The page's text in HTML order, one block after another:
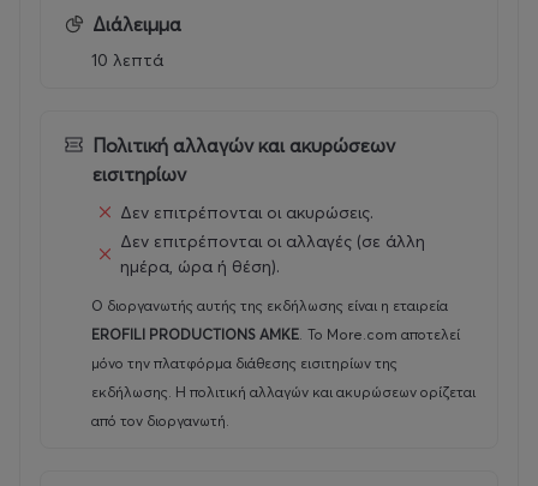
Μέσα από το γέλιο, ήθελα να θυμίσω ότι κάθε
άνθρωπος —όσο ταπεινή κι αν φαίνεται η ζωή του—
κουβαλά μέσα του κάτι βασιλικό. Μια αξιοπρέπεια, μια
δύναμη, μια ψυχή που διεκδικεί τη χαρά της».
Χάρης Ρώμας
Διάλειμμα
10 λεπτά
Πολιτική αλλαγών και ακυρώσεων
εισιτηρίων
Δεν επιτρέπονται οι ακυρώσεις.
Δεν επιτρέπονται οι αλλαγές (σε άλλη
ημέρα, ώρα ή θέση).
Ο διοργανωτής αυτής της εκδήλωσης είναι η εταιρεία
EROFILI PRODUCTIONS AMKE. Το More.com αποτελεί
μόνο την πλατφόρμα διάθεσης εισιτηρίων της
εκδήλωσης. Η πολιτική αλλαγών και ακυρώσεων ορίζεται
από τον διοργανωτή.